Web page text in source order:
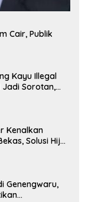
Cair, Publik
Kayu Illegal
Sorotan,
Kenalkan
Solusi Hijau
Genengwaru,